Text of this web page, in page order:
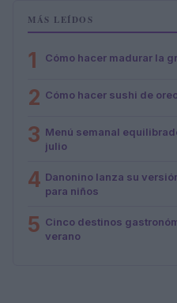
MÁS LEÍDOS
1 Cómo hacer madurar la
2 Cómo hacer sushi de
3 Menú semanal
julio
4 Danonino lanza su
para niños
5 Cinco destinos
verano